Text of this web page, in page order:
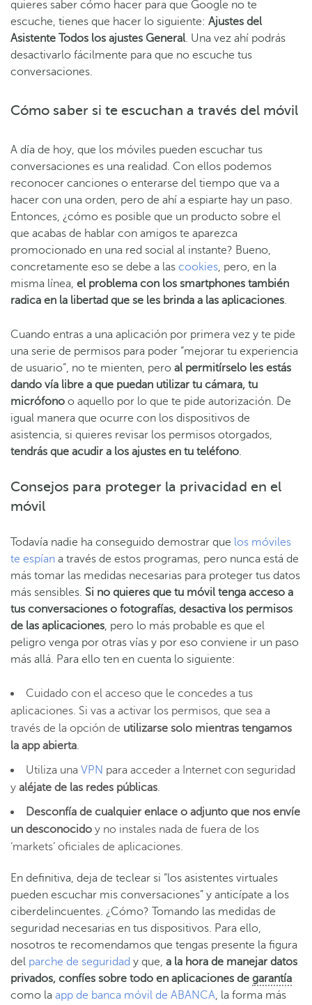
quieres saber cómo hacer para que Google no te
escuche, tienes que hacer lo siguiente: Ajustes del
Asistente Todos los ajustes General. Una vez ahí podrás
desactivarlo fácilmente para que no escuche tus
conversaciones.
Cómo saber si te escuchan a través del móvil
A día de hoy, que los móviles pueden escuchar tus
conversaciones es una realidad. Con ellos podemos
reconocer canciones o enterarse del tiempo que va a
hacer con una orden, pero de ahí a espiarte hay un paso.
Entonces, ¿cómo es posible que un producto sobre el
que acabas de hablar con amigos te aparezca
promocionado en una red social al instante? Bueno,
concretamente eso se debe a las cookies, pero, en la
misma línea, el problema con los smartphones también
radica en la libertad que se les brinda a las aplicaciones.
Cuando entras a una aplicación por primera vez y te pide
una serie de permisos para poder “mejorar tu experiencia
de usuario”, no te mienten, pero al permitírselo les estás
dando vía libre a que puedan utilizar tu cámara, tu
micrófono o aquello por lo que te pide autorización. De
igual manera que ocurre con los dispositivos de
asistencia, si quieres revisar los permisos otorgados,
tendrás que acudir a los ajustes en tu teléfono.
Consejos para proteger la privacidad en el
móvil
Todavía nadie ha conseguido demostrar que los móviles
te espían a través de estos programas, pero nunca está de
más tomar las medidas necesarias para proteger tus datos
más sensibles. Si no quieres que tu móvil tenga acceso a
tus conversaciones o fotografías, desactiva los permisos
de las aplicaciones, pero lo más probable es que el
peligro venga por otras vías y por eso conviene ir un paso
más allá. Para ello ten en cuenta lo siguiente:
Cuidado con el acceso que le concedes a tus
aplicaciones. Si vas a activar los permisos, que sea a
través de la opción de utilizarse solo mientras tengamos
la app abierta.
Utiliza una VPN para acceder a Internet con seguridad
y aléjate de las redes públicas.
Desconfía de cualquier enlace o adjunto que nos envíe
un desconocido y no instales nada de fuera de los
‘markets’ oficiales de aplicaciones.
En definitiva, deja de teclear si “los asistentes virtuales
pueden escuchar mis conversaciones” y anticípate a los
ciberdelincuentes. ¿Cómo? Tomando las medidas de
seguridad necesarias en tus dispositivos. Para ello,
nosotros te recomendamos que tengas presente la figura
del parche de seguridad y que, a la hora de manejar datos
privados, confíes sobre todo en aplicaciones de garantía
como la app de banca móvil de ABANCA, la forma más